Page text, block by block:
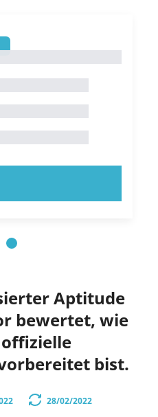
Aptitude
bewertet, wie
bist.
28/02/2022